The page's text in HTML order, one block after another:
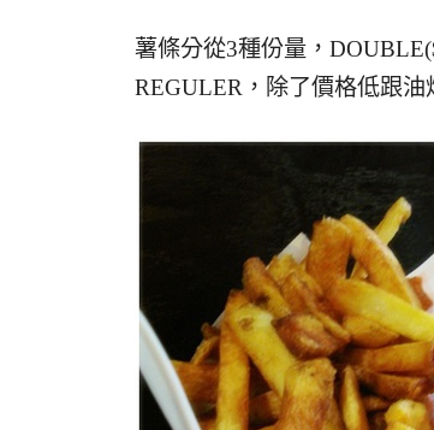
薯條分從3種份量，
REGULER，除了價格低跟